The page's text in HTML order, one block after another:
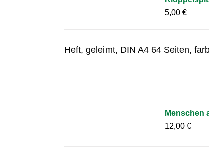
5,00€
Heft, geleimt, DIN A4 64 Seiten,
Menschen
12,00€